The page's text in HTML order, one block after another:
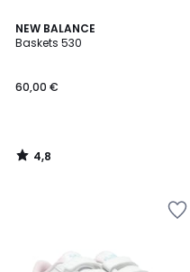
NEW BALANCE
Baskets 530
60,00 €
4,8
/ 5
4,8
/